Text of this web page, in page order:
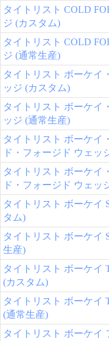
タイトリスト COLD
ジ (カスタム)
タイトリスト COLD
ジ (通常生産)
タイトリスト ボーケイ
ッジ (カスタム)
タイトリスト ボーケイ
ッジ (通常生産)
タイトリスト ボーケイ
ド・フォージド ウェッ
タイトリスト ボーケイ
ド・フォージド ウェッ
タイトリスト ボーケイ
タム)
タイトリスト ボーケイ
生産)
タイトリスト ボーケイ
(カスタム)
タイトリスト ボーケイ
(通常生産)
タイトリスト ボーケイ